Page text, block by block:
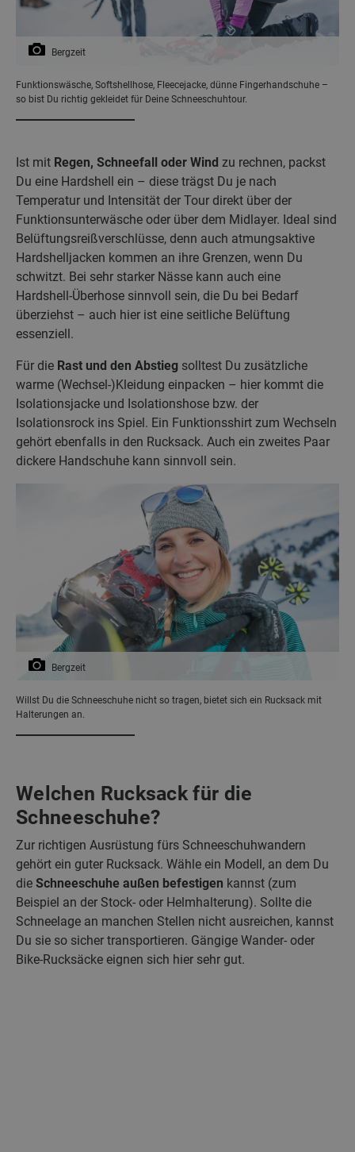
Bergzeit
Funktionswäsche, Softshellhose, Fleecejacke, dünne Fingerhandschuhe –
so bist Du richtig gekleidet für Deine Schneeschuhtour.
Ist mit Regen, Schneefall oder Wind zu rechnen, packst
Du eine Hardshell ein – diese trägst Du je nach
Temperatur und Intensität der Tour direkt über der
Funktionsunterwäsche oder über dem Midlayer. Ideal sind
Belüftungsreißverschlüsse, denn auch atmungsaktive
Hardshelljacken kommen an ihre Grenzen, wenn Du
schwitzt. Bei sehr starker Nässe kann auch eine
Hardshell-Überhose sinnvoll sein, die Du bei Bedarf
überziehst – auch hier ist eine seitliche Belüftung
essenziell.
Für die Rast und den Abstieg solltest Du zusätzliche
warme (Wechsel-)Kleidung einpacken – hier kommt die
Isolationsjacke und Isolationshose bzw. der
Isolationsrock ins Spiel. Ein Funktionsshirt zum Wechseln
gehört ebenfalls in den Rucksack. Auch ein zweites Paar
dickere Handschuhe kann sinnvoll sein.
Bergzeit
Willst Du die Schneeschuhe nicht so tragen, bietet sich ein Rucksack mit
Halterungen an.
Welchen Rucksack für die
Schneeschuhe?
Zur richtigen Ausrüstung fürs Schneeschuhwandern
gehört ein guter Rucksack. Wähle ein Modell, an dem Du
die Schneeschuhe außen befestigen kannst (zum
Beispiel an der Stock- oder Helmhalterung). Sollte die
Schneelage an manchen Stellen nicht ausreichen, kannst
Du sie so sicher transportieren. Gängige Wander- oder
Bike-Rucksäcke eignen sich hier sehr gut.